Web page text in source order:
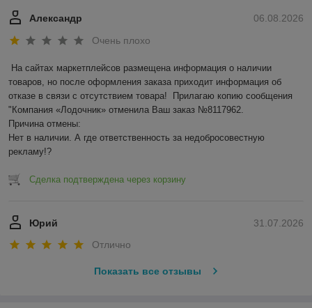
06.08.2026
Александр
Очень плохо
На сайтах маркетплейсов размещена информация о наличии
товаров, но после оформления заказа приходит информация об
отказе в связи с отсутствием товара!  Прилагаю копию сообщения
"Компания «Лодочник» отменила Ваш заказ №8117962.
Причина отмены:
Нет в наличии. А где ответственность за недобросовестную
рекламу!?
Сделка подтверждена через корзину
31.07.2026
Юрий
Отлично
Показать все отзывы